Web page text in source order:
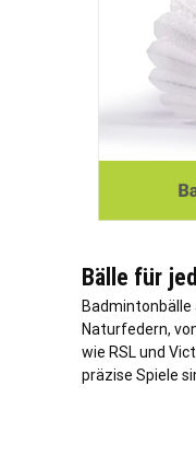
Bälle für
Naturfedern,
wie RSL und
präzise Spiele